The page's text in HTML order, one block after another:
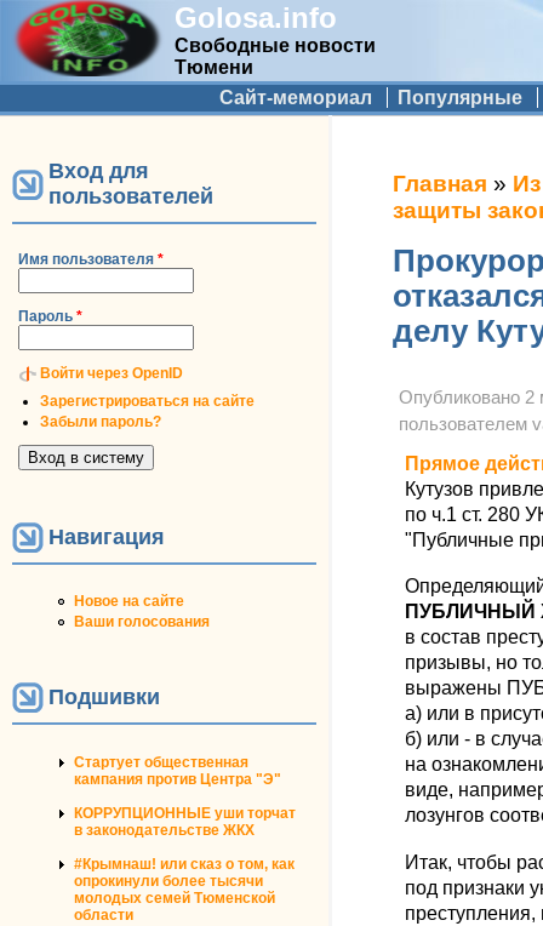
Golosa.info
Свободные новости
Тюмени
Дополнительное меню
Сайт-мемориал Популярные
Вход для
пользователей
Имя пользователя *
Пароль *
Войти через OpenID
Зарегистрироваться на сайте
Забыли пароль?
Навигация
Новое на сайте
Ваши голосования
Подшивки
Стартует общественная
кампания против Центра "Э"
КОРРУПЦИОННЫЕ уши торчат
в законодательстве ЖКХ
#Крымнаш! или сказ о том, как
опрокинули более тысячи
молодых семей Тюменской
области
Вы здесь
Главная »
защиты
делу
Опубликовано 2
пользователем
Прямое
Кутузов
по ч.1 ст. 280
"Публичные
ПУБЛИЧНЫЙ
в состав
призывы, но
выражены
а) или в
б) или - в
на
виде,
лозунгов
Итак, чтобы
под признаки